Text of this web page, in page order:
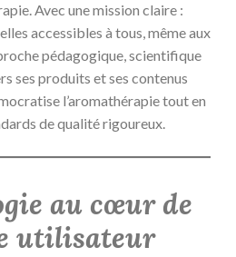
Avec une mission claire :
accessibles à tous, même aux
pédagogique, scientifique
ses produits et ses contenus
l’aromathérapie tout en
de qualité rigoureux.
au cœur de
utilisateur